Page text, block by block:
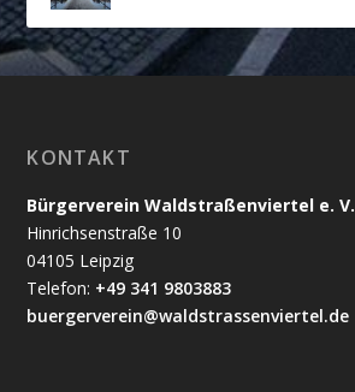
KONTAKT
Bürgerverein Waldstraßenviertel e. V.
Hinrichsenstraße 10
04105 Leipzig
Telefon: +49 341 9803883
buergerverein@waldstrassenviertel.de